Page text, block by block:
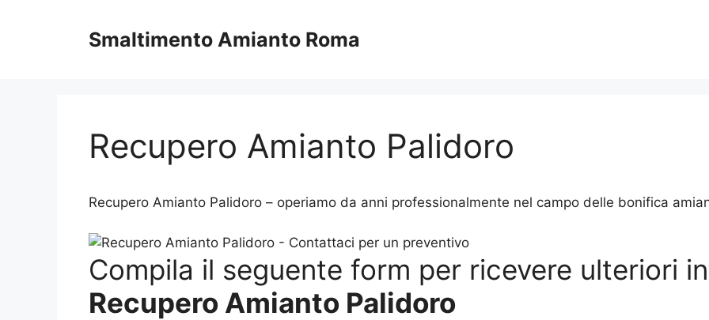
Smaltimento Amianto Roma
Recupero Amianto Palidoro
Recupero Amianto Palidoro – operiamo da anni professionalmente nel campo delle bonifica
Compila il seguente form per ricevere ulteriori
Recupero Amianto Palidoro